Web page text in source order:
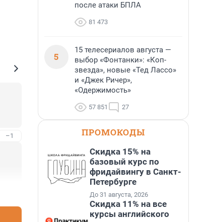
–1
после атаки БПЛА
81 473
5
15 телесериалов августа —
выбор «Фонтанки»: «Коп-
звезда», новые «Тед Лассо»
и «Джек Ричер»,
«Одержимость»
57 851 27
ПРОМОКОДЫ
Скидка 15% на
базовый курс по
фридайвингу в Санкт-
Петербурге
До 31 августа, 2026
Скидка 11% на все
курсы английского